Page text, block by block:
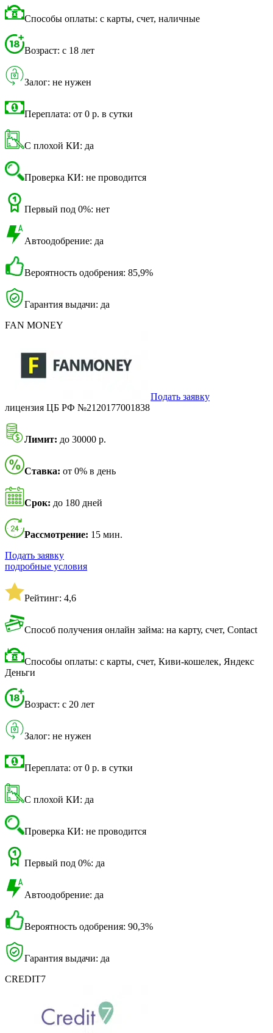
Способы оплаты: с карты, счет, наличные
Возраст: с 18 лет
Залог: не нужен
Переплата: от 0 р. в сутки
С плохой КИ: да
Проверка КИ: не проводится
Первый под 0%: нет
Автоодобрение: да
Вероятность одобрения: 85,9%
Гарантия выдачи: да
FAN MONEY
Подать заявку
лицензия ЦБ РФ №2120177001838
Лимит: до 30000 р.
Ставка: от 0% в день
Срок: до 180 дней
Рассмотрение: 15 мин.
Подать заявку
подробные условия
Рейтинг: 4,6
Способ получения онлайн займа: на карту, счет, Contact
Способы оплаты: с карты, счет, Киви-кошелек, Яндекс
Деньги
Возраст: с 20 лет
Залог: не нужен
Переплата: от 0 р. в сутки
С плохой КИ: да
Проверка КИ: не проводится
Первый под 0%: да
Автоодобрение: да
Вероятность одобрения: 90,3%
Гарантия выдачи: да
CREDIT7